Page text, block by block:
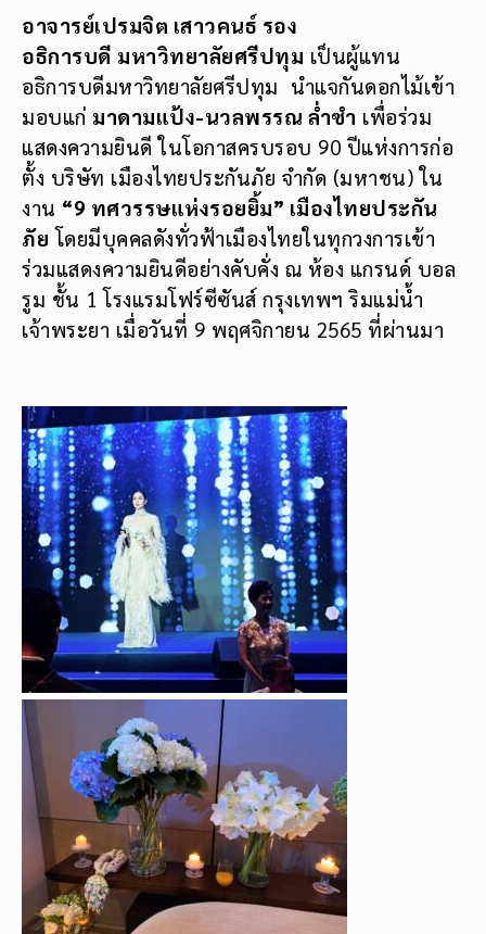
อาจารย์เปรมจิต เสาวคนธ์ รอง
อธิการบดี มหาวิทยาลัยศรีปทุม เป็นผู้แทน
อธิการบดีมหาวิทยาลัยศรีปทุม นำแจกันดอกไม้เข้า
มอบแก่ มาดามแป้ง-นวลพรรณ ล่ำซำ เพื่อร่วม
แสดงความยินดี ในโอกาสครบรอบ 90 ปีแห่งการก่อ
ตั้ง บริษัท เมืองไทยประกันภัย จำกัด (มหาชน) ใน
งาน “9 ทศวรรษแห่งรอยยิ้ม” เมืองไทยประกัน
ภัย โดยมีบุคคลดังทั่วฟ้าเมืองไทยในทุกวงการเข้า
ร่วมแสดงความยินดีอย่างคับคั่ง ณ ห้อง แกรนด์ บอล
รูม ชั้น 1 โรงแรมโฟร์ซีซันส์ กรุงเทพฯ ริมแม่น้ำ
เจ้าพระยา เมื่อวันที่ 9 พฤศจิกายน 2565 ที่ผ่านมา